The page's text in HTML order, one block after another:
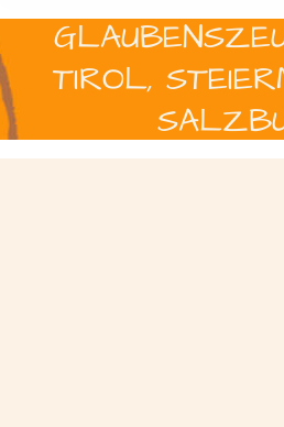
TIROL,